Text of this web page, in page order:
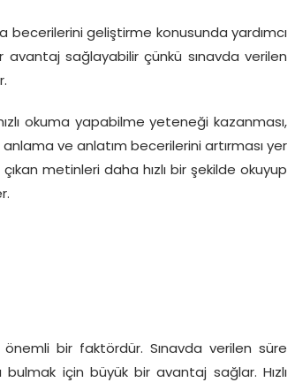
becerilerini geliştirme konusunda yardımcı
avantaj sağlayabilir çünkü sınavda verilen
okuma yapabilme yeteneği kazanması,
ve anlatım becerilerini artırması yer
metinleri daha hızlı bir şekilde okuyup
önemli bir faktördür. Sınavda verilen süre
için büyük bir avantaj sağlar. Hızlı